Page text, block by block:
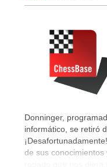
Donninger,
informático, se retiró
de sus